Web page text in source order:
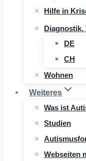
Hilfe in
Diagnostik,
DE
CH
Wohnen
Weiteres
Was ist
Studien
Webseiten